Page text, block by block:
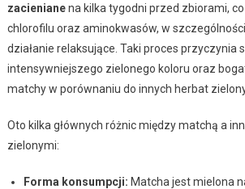
zacienianena kilka tygodni przed zbiorami,
chlorofilu oraz aminokwasów, w
działanie relaksujące. Taki proces przyczynia
intensywniejszego zielonego koloru oraz
matchy w porównaniu do innych herbat
Oto kilka głównych różnic między matchą a
zielonymi:
Forma konsumpcji: Matcha jest mielona